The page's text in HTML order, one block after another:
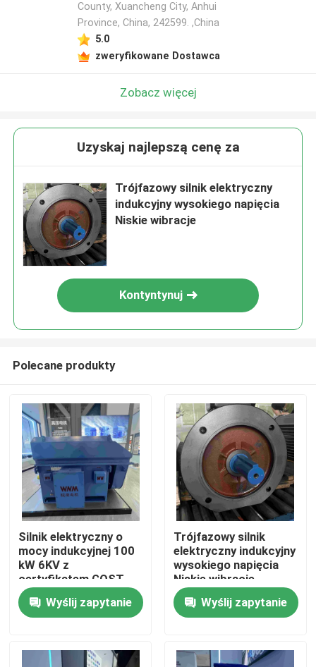
Dom
Produkty
Filmy
County, Xuancheng City, Anhui
Province, China, 242599. ,China
5.0
zweryfikowane Dostawca
Zobacz więcej
Uzyskaj najlepszą cenę za
Trójfazowy silnik elektryczny
indukcyjny wysokiego napięcia
Niskie wibracje
Kontyntynuj
Polecane produkty
Silnik elektryczny o
mocy indukcyjnej 100
kW 6KV z
certyfikatem GOST
Wyślij zapytanie
Trójfazowy silnik
elektryczny indukcyjny
wysokiego napięcia
Niskie wibracje
Wyślij zapytanie